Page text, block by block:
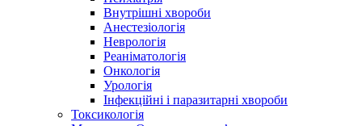
Внутрішні хвороби
Анестезіологія
Неврологія
Реаніматологія
Онкологія
Урологія
Інфекційні і паразитарні хвороби
Токсикологія